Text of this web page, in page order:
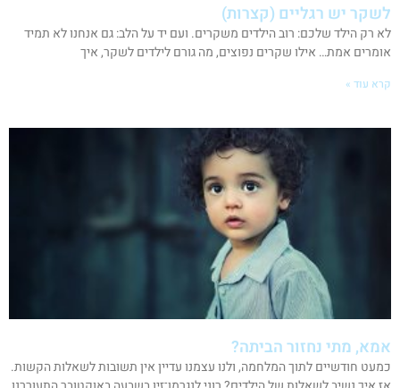
לשקר יש רגליים (קצרות)
לא רק הילד שלכם: רוב הילדים משקרים. ועם יד על הלב: גם אנחנו לא תמיד
אומרים אמת… אילו שקרים נפוצים, מה גורם לילדים לשקר, איך
קרא עוד »
אמא, מתי נחזור הביתה?
כמעט חודשיים לתוך המלחמה, ולנו עצמנו עדיין אין תשובות לשאלות הקשות.